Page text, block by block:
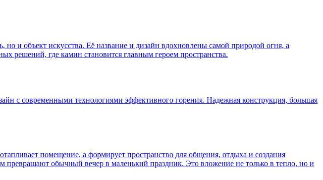
и объект искусства. Её название и дизайн вдохновлены самой природой огня, а
решений, где камин становится главным героем пространства.
с современными технологиями эффективного горения. Надежная конструкция, большая
помещение, а формирует пространство для общения, отдыха и создания
обычный вечер в маленький праздник. Это вложение не только в тепло, но и